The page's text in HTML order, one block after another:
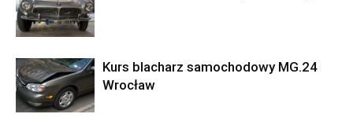
Kurs blacharz samochodowy MG.24
Wrocław